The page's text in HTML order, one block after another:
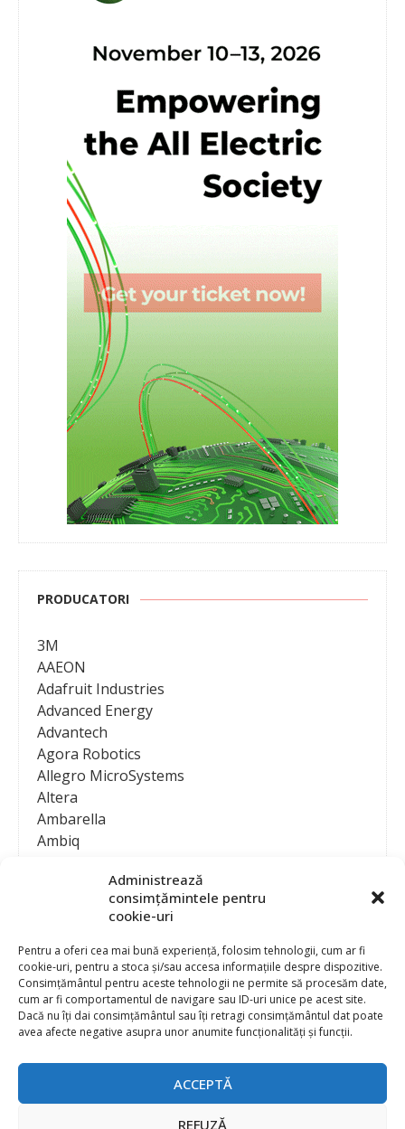
Administrează
consimțămintele pentru
cookie-uri
Pentru a oferi cea mai bună experiență, folosim tehnologii, cum ar fi
cookie-uri, pentru a stoca și/sau accesa informațiile despre dispozitive.
Consimțământul pentru aceste tehnologii ne permite să procesăm date,
cum ar fi comportamentul de navigare sau ID-uri unice pe acest site.
Dacă nu îți dai consimțământul sau îți retragi consimțământul dat poate
avea afecte negative asupra unor anumite funcționalități și funcții.
ACCEPTĂ
REFUZĂ
PRODUCATORI
3M
AAEON
Adafruit Industries
Advanced Energy
Advantech
Agora Robotics
Allegro MicroSystems
Altera
Ambarella
Ambiq
Analog Devices
Anritsu Corporation
Ansys
APS
Arduino
Arm
Asentics
ATEN International
Contact
Publicitate